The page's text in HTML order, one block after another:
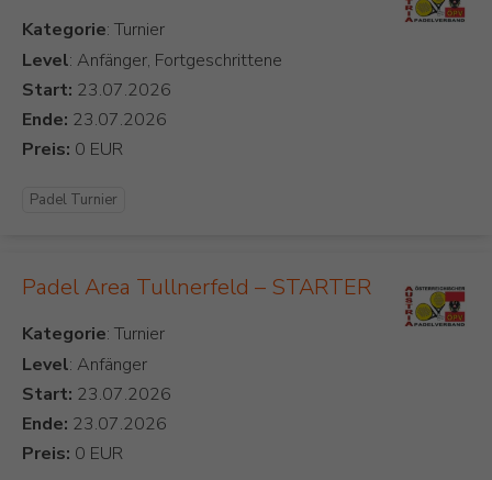
Kategorie
Level: Anfänger, Fortgeschrittene
Start:
Ende:
Preis:
Padel Turnier
Padel Area Tullnerfeld – STARTER
Kategorie
Level: Anfänger
Start:
Ende:
Preis: